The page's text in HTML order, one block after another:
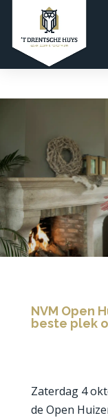
NVM Open
beste plek
Zaterdag 4
de Open